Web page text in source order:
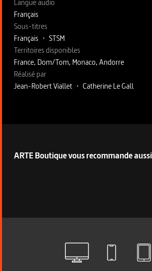
Langue audio
Français
Sous-titres
Français • STSM
Territoires disponibles
France, Dom/Tom, Monaco, Andorre
Fiche technique section droite
Réalisé par
Jean-Robert Viallet • Catherine Le Gall
ARTE Boutique vous recommande